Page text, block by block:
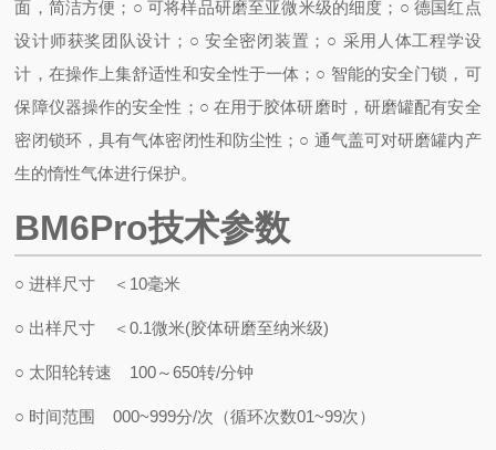
面，简洁方便； ○ 可将样品研磨至亚微米级的细度； ○ 德国红点
设计师获奖团队设计； ○ 安全密闭装置； ○ 采用人体工程学设
计，在操作上集舒适性和安全性于一体； ○ 智能的安全门锁，可
保障仪器操作的安全性； ○ 在用于胶体研磨时，研磨罐配有安全
密闭锁环，具有气体密闭性和防尘性； ○ 通气盖可对研磨罐内产
生的惰性气体进行保护。
BM6Pro技术参数
○ 进样尺寸 ＜10毫米
○ 出样尺寸 ＜0.1微米(胶体研磨至纳米级)
○ 太阳轮转速 100～650转/分钟
○ 时间范围 000~999分/次（循环次数01~99次）